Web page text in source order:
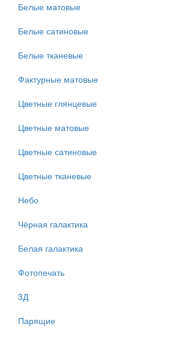
Белые матовые
Белые сатиновые
Белые тканевые
Фактурные матовые
Цветные глянцевые
Цветные матовые
Цветные сатиновые
Цветные тканевые
Небо
Чёрная галактика
Белая галактика
Фотопечать
3Д
Парящие